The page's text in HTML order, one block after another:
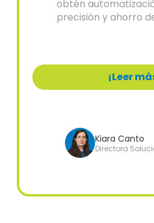
obtén
precisión y ahorro
¡Leer
Kiara Canto
Directora